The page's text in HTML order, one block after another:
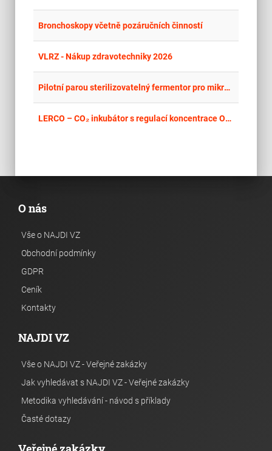
Bronchoskopy včetně pozáručních činností
VLRZ - Nákup zdravotechniky 2026
Pilotní parou sterilizovatelný fermentor pro mikrobiální kultivace včetně řídicího systému, senzorů, datové integrace a příslušenství
LERCO – CO₂ inkubátor s regulací koncentrace O₂ a aktivní regulací vlhkosti
O nás
Vše o NAJDI VZ
Obchodní podmínky
GDPR
Ceník
Kontakty
NAJDI VZ
Vše o NAJDI VZ - Veřejné zakázky
Jak vyhledávat s NAJDI VZ - Veřejné zakázky
Metodika vyhledávání - návod s příklady
Časté dotazy